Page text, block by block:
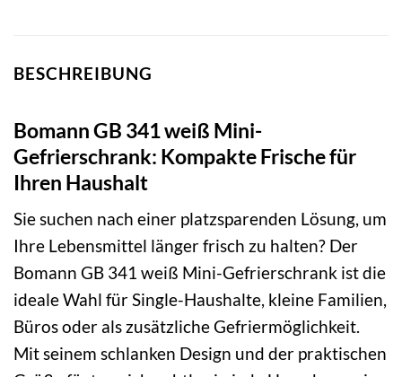
BESCHREIBUNG
Bomann GB 341 weiß Mini-
Gefrierschrank: Kompakte Frische für
Ihren Haushalt
Sie suchen nach einer platzsparenden Lösung, um
Ihre Lebensmittel länger frisch zu halten? Der
Bomann GB 341 weiß Mini-Gefrierschrank ist die
ideale Wahl für Single-Haushalte, kleine Familien,
Büros oder als zusätzliche Gefriermöglichkeit.
Mit seinem schlanken Design und der praktischen